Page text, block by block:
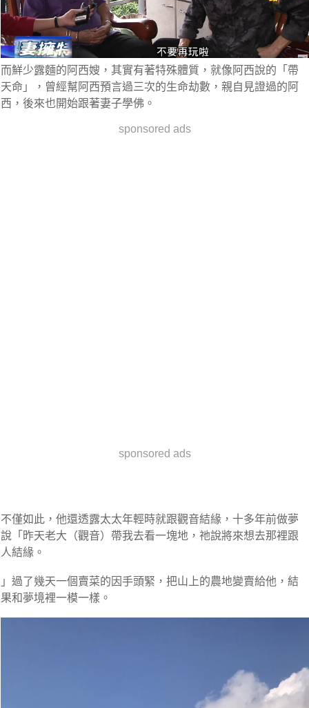
而鮮少露麵的阿西嫂，其實有著特殊體質，就像阿西說的「帶
天命」，曾經幫阿西預言過三次的生命劫數，親自見證過的阿
西，後來也開始跟著妻子學佛。
sponsored ads
sponsored ads
不僅如此，他還透露太太年輕時就跟觀音結緣，十多年前做夢
說「昨天老大（觀音）帶我去看一塊地，祂說將來想去那裡跟
人結緣。
」過了幾天一個賣菜的因手頭緊，把山上的農地變賣給他，結
果和夢境裡一模一樣。